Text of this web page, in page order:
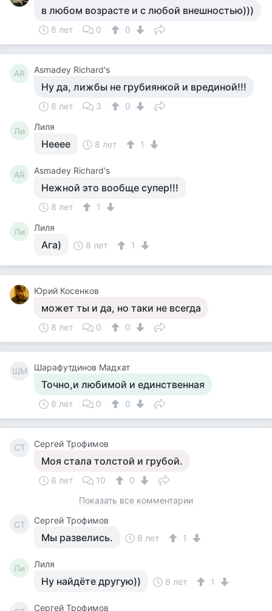
в любом возрасте и с любой внешностью)))
8 лет 0 0
AR Asmadey Richard's
Ну да, лижбы не грубиянкой и врединой!!!
8 лет 3 0
Ли Лиля
Нееее 8 лет 1
AR Asmadey Richard's
Нежной это вообще супер!!!
8 лет 1
Ли Лиля
Ага) 8 лет 1
Юрий Косенков
может ты и да, но таки не всегда
8 лет 0 0
ШМ Шарафутдинов Мадхат
Точно,и любимой и единственная
8 лет 0 0
СТ Сергей Трофимов
Моя стала толстой и грубой.
8 лет 10
0
Показать все комментарии
СТ Сергей Трофимов
Мы развелись. 8 лет 1
Ли Лиля
Ну найдёте другую)) 8 лет 1
Сергей Трофимов